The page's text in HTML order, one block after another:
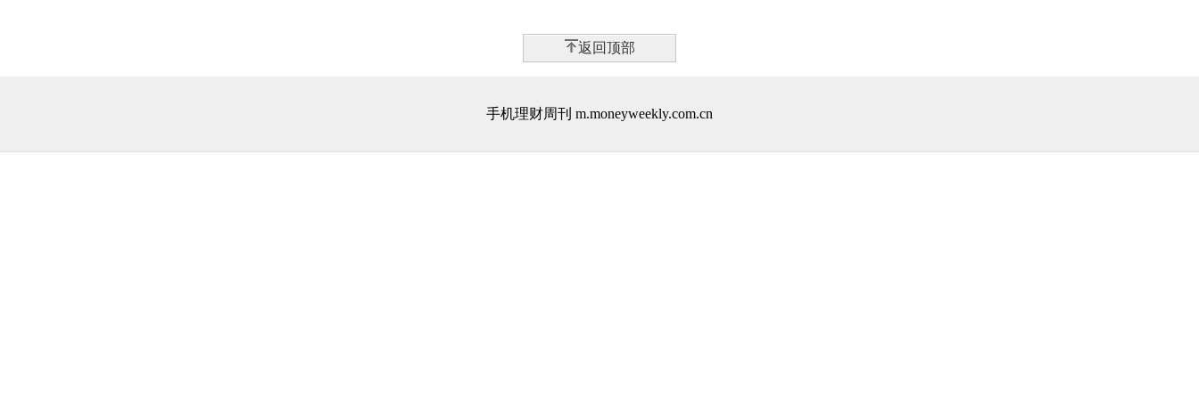
返回顶部
手机理财周刊 m.moneyweekly.com.cn